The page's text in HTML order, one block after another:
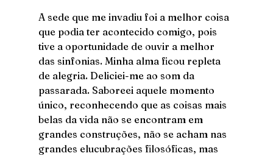
A sede que me invadiu foi a melhor coisa
que podia ter acontecido comigo, pois
tive a oportunidade de ouvir a melhor
das sinfonias. Minha alma ficou repleta
de alegria. Deliciei-me ao som da
passarada. Saboreei aquele momento
único, reconhecendo que as coisas mais
belas da vida não se encontram em
grandes construções, não se acham nas
grandes elucubrações filosóficas, mas